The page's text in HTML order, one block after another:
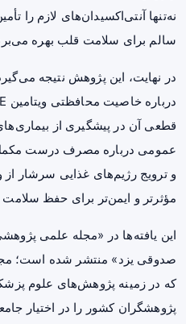
نه‌تنها آنتی‌اکسیدان‌های لازم را
سالم برای سلامت قلب بهره
در نهایت، این پژوهش نتیجه
قطعی آن در پیشگیری از
عمومی درباره مصرف درست
مؤثرتر و ایمن‌تر برای حفظ
این یافته‌ها در «مجله علمی
صدوقی یزد» منتشر شده‌ است؛
که در زمینه پژوهش‌های علوم
پژوهشگران کشور را در اختیار